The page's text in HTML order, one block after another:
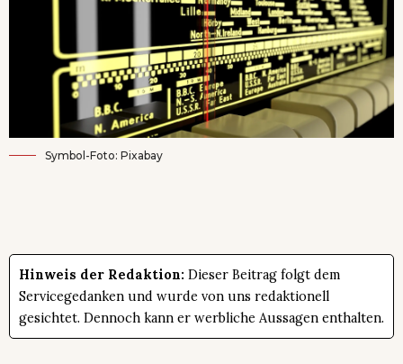
Symbol-Foto: Pixabay
Hinweis der Redaktion: Dieser Beitrag folgt dem
Servicegedanken und wurde von uns redaktionell
gesichtet. Dennoch kann er werbliche Aussagen enthalten.